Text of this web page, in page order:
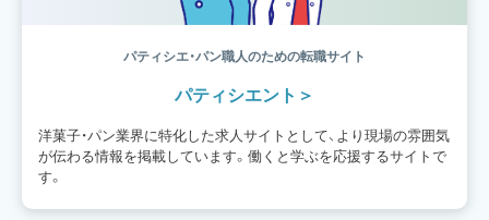
パティシエ・パン職人のための転職サイト
パティシエント
洋菓子・パン業界に特化した求人サイトとして、より現場の雰囲気
が伝わる情報を掲載しています。働くと学ぶを応援するサイトで
す。